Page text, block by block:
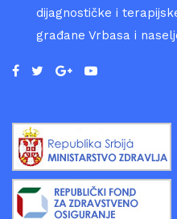
dijagnostičke i
građane Vrbasa i